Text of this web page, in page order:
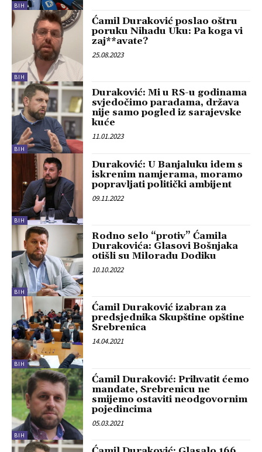
BIH
BIH
Ćamil Duraković poslao oštru
poruku Nihadu Uku: Pa koga vi
zaj**avate?
25.08.2023
BIH
Duraković: Mi u RS-u godinama
svjedočimo paradama, država
nije samo pogled iz sarajevske
kuće
11.01.2023
BIH
Duraković: U Banjaluku idem s
iskrenim namjerama, moramo
popravljati politički ambijent
09.11.2022
BIH
Rodno selo “protiv” Ćamila
Durakovića: Glasovi Bošnjaka
otišli su Miloradu Dodiku
10.10.2022
BIH
Ćamil Duraković izabran za
predsjednika Skupštine opštine
Srebrenica
14.04.2021
BIH
Ćamil Duraković: Prihvatit ćemo
mandate, Srebrenicu ne
smijemo ostaviti neodgovornim
pojedincima
05.03.2021